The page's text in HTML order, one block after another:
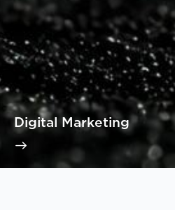
Digital Marketing